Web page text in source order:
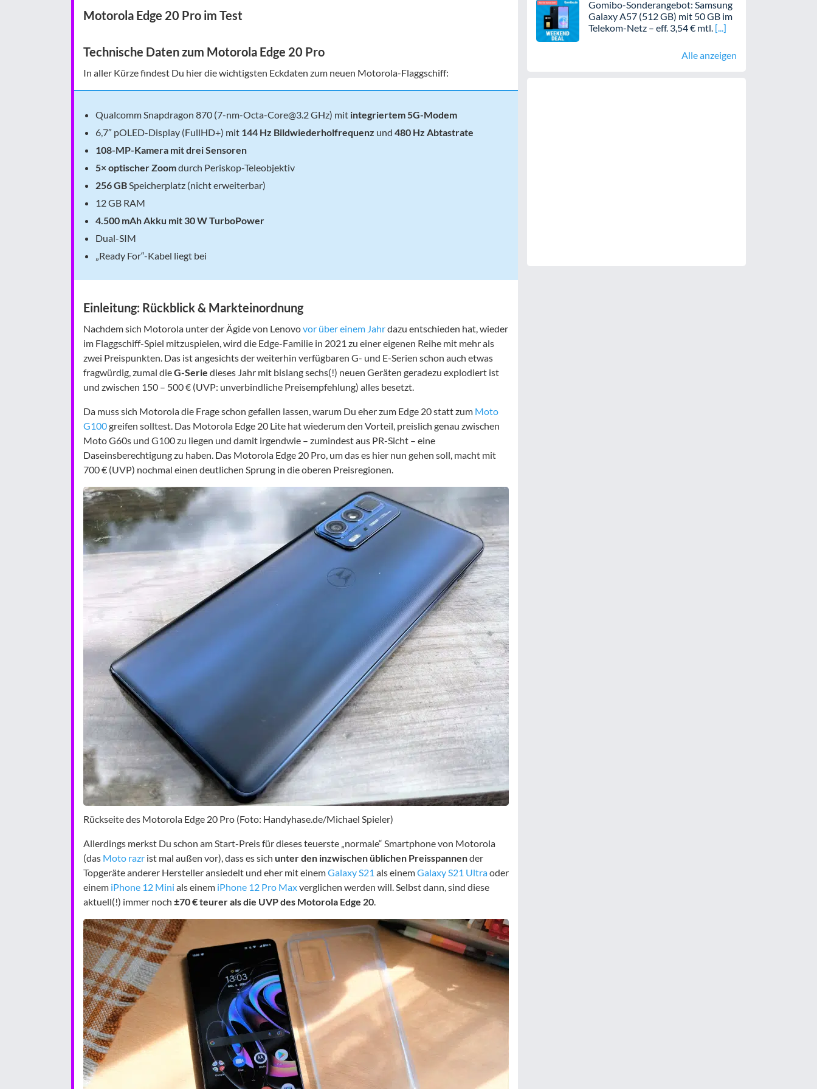
Motorola Edge 20 Pro im Test
Technische Daten zum Motorola Edge 20 Pro
In aller Kürze findest Du hier die wichtigsten Eckdaten zum neuen Motorola-Flaggschiff:
Qualcomm Snapdragon 870 (7-nm-Octa-Core@3.2GHz) mit integriertem 5G-Modem
6,7″ pOLED-Display (FullHD+) mit 144 Hz Bildwiederholfrequenz und 480 Hz Abtastrate
108-MP-Kamera mit drei Sensoren
5× optischer Zoomdurch Periskop-Teleobjektiv
256 GBSpeicherplatz (nicht erweiterbar)
12 GB RAM
4.500 mAh Akku mit 30 W TurboPower
Dual-SIM
„Ready For“-Kabel liegt bei
Einleitung: Rückblick & Markteinordnung
Nachdem sich Motorola unter der Ägide von Lenovovor über einem Jahrdazu entschieden hat, wieder
im Flaggschiff-Spiel mitzuspielen, wird die Edge-Familie in 2021 zu einer eigenen Reihe mit mehr als
zwei Preispunkten. Das ist angesichts der weiterhin verfügbaren G- und E-Serien schon auch etwas
fragwürdig, zumal dieG-Serie dieses Jahr mit bislang sechs(!) neuen Geräten geradezu explodiert ist
und zwischen 150 – 500 € (UVP: unverbindliche Preisempfehlung) alles besetzt.
Da muss sich Motorola die Frage schon gefallen lassen, warum Du eher zum Edge 20 statt zum Moto
G100greifen solltest. Das Motorola Edge 20 Lite hat wiederum den Vorteil, preislich genau zwischen
Moto G60s und G100 zu liegen und damit irgendwie – zumindest aus PR-Sicht – eine
Daseinsberechtigung zu haben. Das Motorola Edge 20 Pro, um das es hier nun gehen soll, macht mit
700 € (UVP) nochmal einen deutlichen Sprung in die oberen Preisregionen.
Rückseite des Motorola Edge 20 Pro (Foto: Handyhase.de/Michael Spieler)
Allerdings merkst Du schon am Start-Preis für dieses teuerste „normale“ Smartphone von Motorola
(das Moto razr ist mal außen vor), dass es sich unter den inzwischen üblichen Preisspannender
Topgeräte anderer Hersteller ansiedelt und eher mit einemGalaxy S21 als einemGalaxy S21 Ultraoder
einem iPhone 12 Mini als einem iPhone 12 Pro Maxverglichen werden will. Selbst dann, sind diese
aktuell(!) immer noch ±70 € teurer als die UVP des Motorola Edge 20.
Gomibo-Sonderangebot: Samsung
Galaxy A57 (512 GB) mit 50 GB im
Telekom-Netz – eff. 3,54 € mtl.
Alle anzeigen